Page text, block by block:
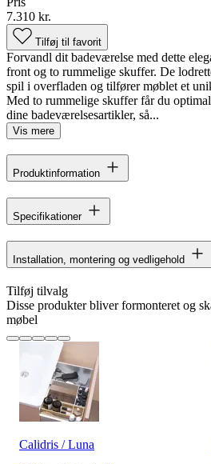
7.310 kr.
Tilføj til favorit
Forvandl dit badeværelse med dette
front og to rummelige skuffer. De
spil i overfladen og tilfører møblet et
Med to rummelige skuffer får du
dine badeværelsesartikler, så...
Vis mere
Produktinformation
Specifikationer
Installation, montering og vedligehold
Tilføj tilvalg
Disse produkter bliver formonteret og
møbel
Calidris / Luna